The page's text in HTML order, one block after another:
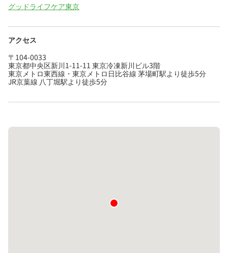
グッドライフケア東京
アクセス
〒104-0033
東京都中央区新川1-11-11 東京冷凍新川ビル3階
東京メトロ東西線・東京メトロ日比谷線 茅場町駅より徒歩5分
JR京葉線 八丁堀駅より徒歩5分